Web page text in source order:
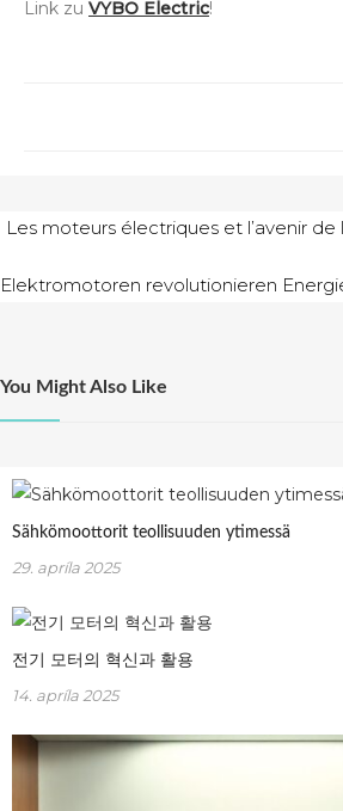
Link zu VYBO Electric!
Navigácia
Les moteurs électriques et l’avenir
Elektromotoren revolutionieren
You Might Also Like
Sähkömoottorit teollisuuden ytimessä
29. apríla 2025
전기 모터의 혁신과 활용
14. apríla 2025